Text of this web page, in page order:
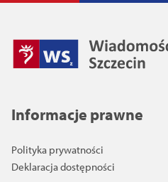
Informacje prawne
Polityka prywatności
Deklaracja dostępności